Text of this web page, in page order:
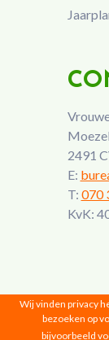
2491
E:
T: 070
KvK:
Wij vinden privacy
bezoeken op
bijvoorbeeld